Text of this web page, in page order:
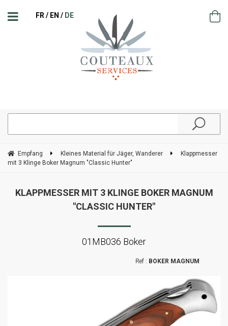
FR EN DE
Empfang Kleines Material für Jäger, Wanderer
Klappmesser
mit 3 Klinge Boker Magnum "Classic Hunter"
KLAPPMESSER MIT 3 KLINGE BOKER MAGNUM
"CLASSIC HUNTER"
01MB036 Boker
BOKER MAGNUM